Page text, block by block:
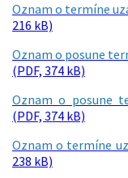
Oznam o termíne
216 kB)
Oznam o posune
(PDF, 374 kB)
Oznam o posune
(PDF, 374 kB)
Oznam o termíne
238 kB)